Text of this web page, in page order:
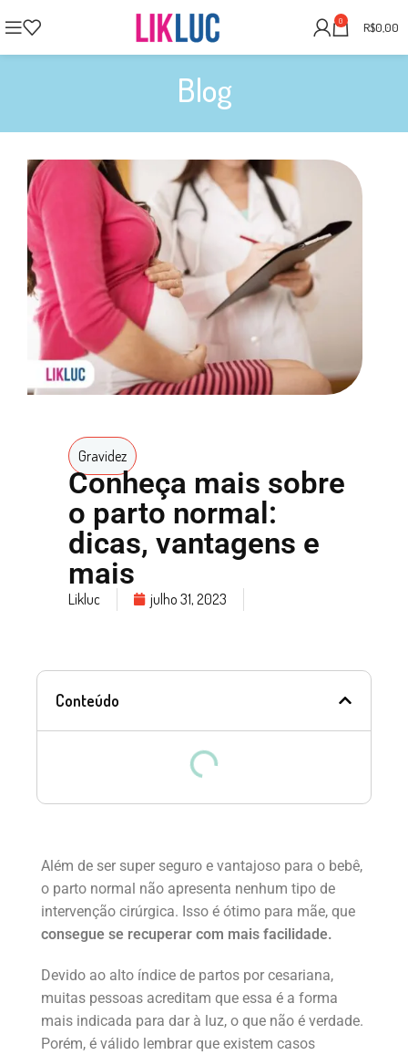
0 R$0,00
Blog
Gravidez
Conheça mais sobre
o parto normal:
dicas, vantagens e
mais
Likluc julho 31, 2023
Conteúdo
Além de ser super seguro e vantajoso para o bebê,
o parto normal não apresenta nenhum tipo de
intervenção cirúrgica. Isso é ótimo para mãe, que
consegue se recuperar com mais facilidade.
Devido ao alto índice de partos por cesariana,
muitas pessoas acreditam que essa é a forma
mais indicada para dar à luz, o que não é verdade.
Porém, é válido lembrar que existem casos